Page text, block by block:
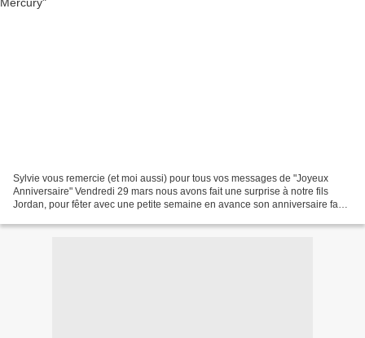
Sylvie vous remercie (et moi aussi) pour tous vos messages de "Joyeux
Anniversaire" Vendredi 29 mars nous avons fait une surprise à notre fils
Jordan, pour fêter avec une petite semaine en avance son anniversaire fan